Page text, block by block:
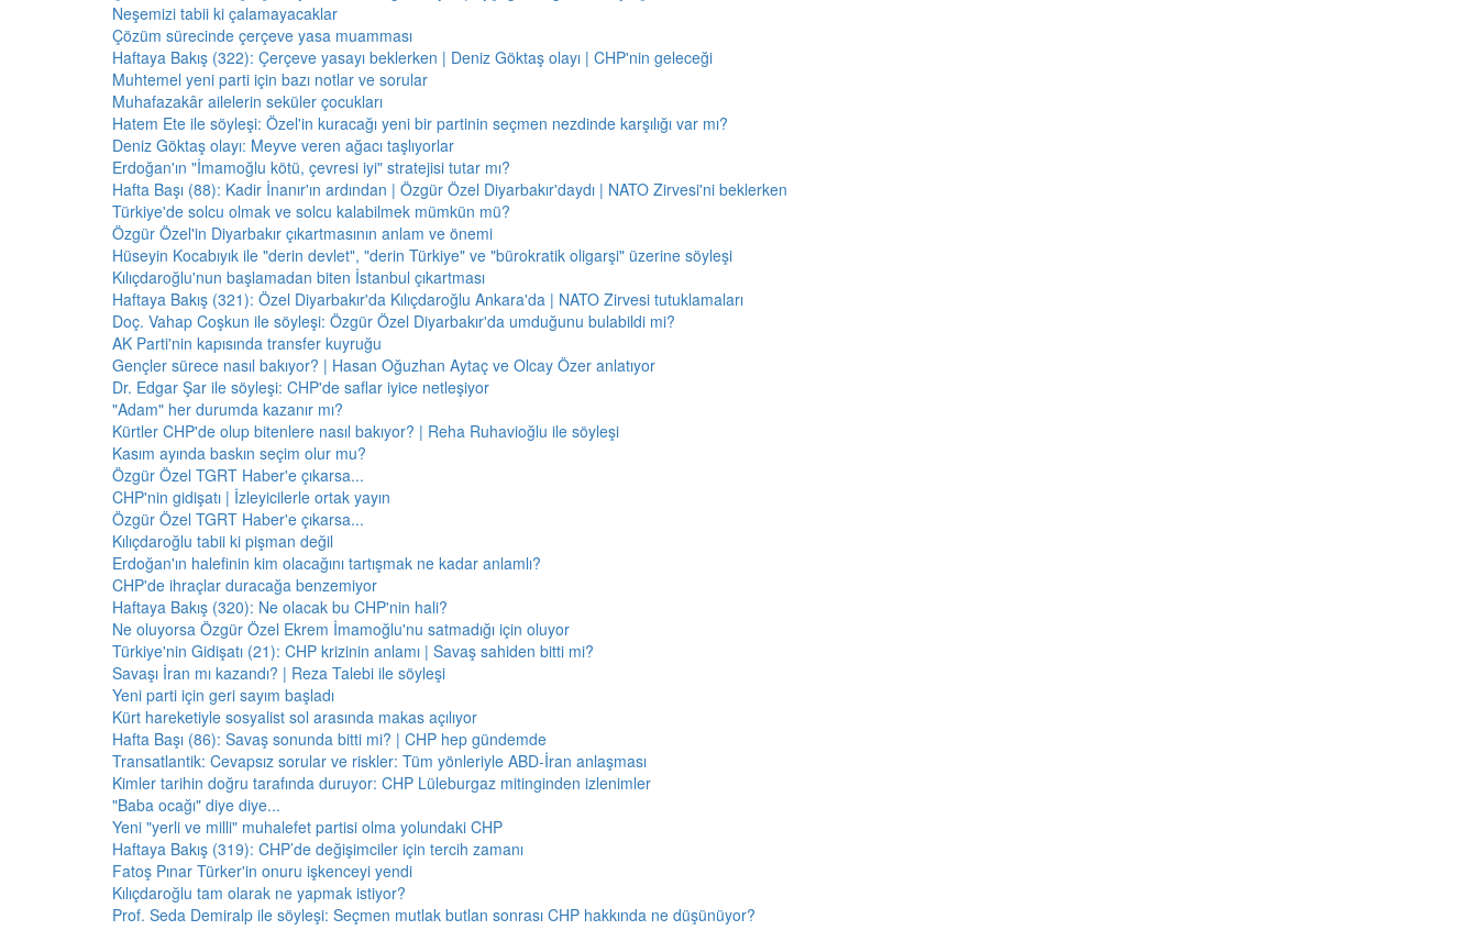
Neşemizi tabii ki çalamayacaklar
Çözüm sürecinde çerçeve yasa muamması
Haftaya Bakış (322): Çerçeve yasayı beklerken | Deniz Göktaş olayı | CHP'nin geleceği
Muhtemel yeni parti için bazı notlar ve sorular
Muhafazakâr ailelerin seküler çocukları
Hatem Ete ile söyleşi: Özel'in kuracağı yeni bir partinin seçmen nezdinde karşılığı var mı?
Deniz Göktaş olayı: Meyve veren ağacı taşlıyorlar
Erdoğan'ın "İmamoğlu kötü, çevresi iyi" stratejisi tutar mı?
Hafta Başı (88): Kadir İnanır'ın ardından | Özgür Özel Diyarbakır'daydı | NATO Zirvesi'ni beklerken
Türkiye'de solcu olmak ve solcu kalabilmek mümkün mü?
Özgür Özel'in Diyarbakır çıkartmasının anlam ve önemi
Hüseyin Kocabıyık ile "derin devlet", "derin Türkiye" ve "bürokratik oligarşi" üzerine söyleşi
Kılıçdaroğlu'nun başlamadan biten İstanbul çıkartması
Haftaya Bakış (321): Özel Diyarbakır'da Kılıçdaroğlu Ankara'da | NATO Zirvesi tutuklamaları
Doç. Vahap Coşkun ile söyleşi: Özgür Özel Diyarbakır'da umduğunu bulabildi mi?
AK Parti'nin kapısında transfer kuyruğu
Gençler sürece nasıl bakıyor? | Hasan Oğuzhan Aytaç ve Olcay Özer anlatıyor
Dr. Edgar Şar ile söyleşi: CHP'de saflar iyice netleşiyor
"Adam" her durumda kazanır mı?
Kürtler CHP'de olup bitenlere nasıl bakıyor? | Reha Ruhavioğlu ile söyleşi
Kasım ayında baskın seçim olur mu?
Özgür Özel TGRT Haber'e çıkarsa...
CHP'nin gidişatı | İzleyicilerle ortak yayın
Özgür Özel TGRT Haber'e çıkarsa...
Kılıçdaroğlu tabii ki pişman değil
Erdoğan'ın halefinin kim olacağını tartışmak ne kadar anlamlı?
CHP'de ihraçlar duracağa benzemiyor
Haftaya Bakış (320): Ne olacak bu CHP'nin hali?
Ne oluyorsa Özgür Özel Ekrem İmamoğlu'nu satmadığı için oluyor
Türkiye'nin Gidişatı (21): CHP krizinin anlamı | Savaş sahiden bitti mi?
Savaşı İran mı kazandı? | Reza Talebi ile söyleşi
Yeni parti için geri sayım başladı
Kürt hareketiyle sosyalist sol arasında makas açılıyor
Hafta Başı (86): Savaş sonunda bitti mi? | CHP hep gündemde
Transatlantik: Cevapsız sorular ve riskler: Tüm yönleriyle ABD-İran anlaşması
Kimler tarihin doğru tarafında duruyor: CHP Lüleburgaz mitinginden izlenimler
"Baba ocağı" diye diye...
Yeni "yerli ve milli" muhalefet partisi olma yolundaki CHP
Haftaya Bakış (319): CHP’de değişimciler için tercih zamanı
Fatoş Pınar Türker'in onuru işkenceyi yendi
Kılıçdaroğlu tam olarak ne yapmak istiyor?
Prof. Seda Demiralp ile söyleşi: Seçmen mutlak butlan sonrası CHP hakkında ne düşünüyor?